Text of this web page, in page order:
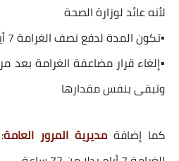
لأنه عائد لوزارة الصحة
▪️تكون المدة لدفع نصف الغرامة 7 أيام بدلاً من 72 ساعة
▪️إلغاء قرار مضاعفة الغرامة
وتبقى بنفس مقدارها
كما إضافةمديرية المرور العامة